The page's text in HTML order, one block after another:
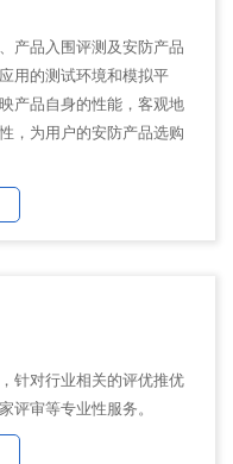
产品入围评测及安防产品
用的测试环境和模拟平
产品自身的性能，客观地
，为用户的安防产品选购
针对行业相关的评优推优
评审等专业性服务。